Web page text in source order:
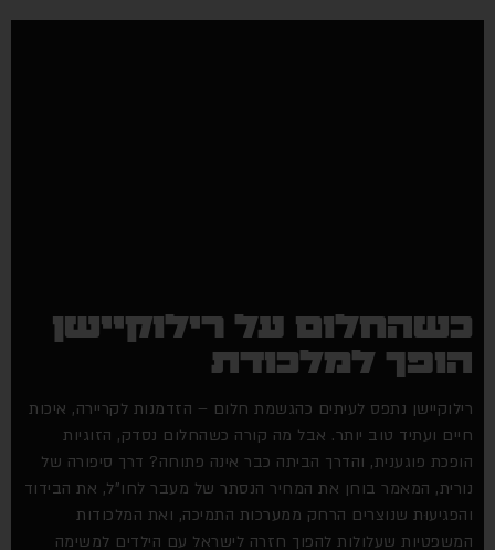
כשהחלום על רילוקיישן
הופך למלכודת
רילוקיישן נתפס לעיתים כהגשמת חלום – הזדמנות לקריירה, איכות
חיים ועתיד טוב יותר. אבל מה קורה כשהחלום נסדק, הזוגיות
הופכת פוגענית, והדרך הביתה כבר אינה פתוחה? דרך סיפורה של
נורית, המאמר בוחן את המחיר הנסתר של מעבר לחו"ל, את הבידוד
והפגיעוּת שנוצרים הרחק ממערכות התמיכה, ואת המלכודות
המשפטיות שעלולות להפוך חזרה לישראל עם הילדים למשימה